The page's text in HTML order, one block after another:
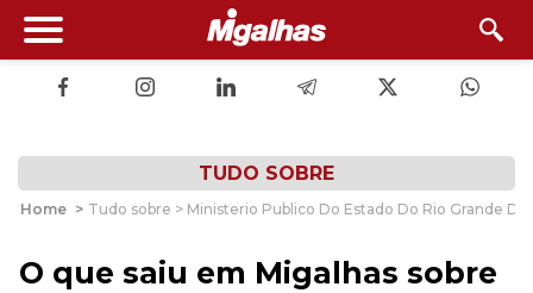
TUDO SOBRE
Home > Tudo sobre > Ministerio Publico Do Estado Do Rio Grande
O que saiu em Migalhas sobre